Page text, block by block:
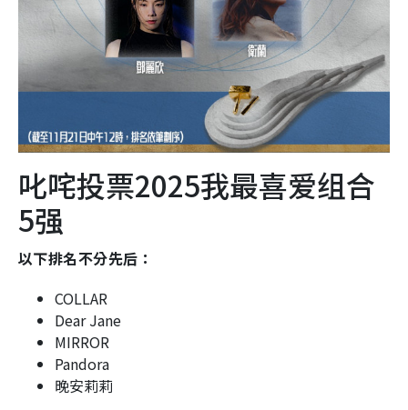
叱咤投票2025我最喜爱组合
5强
以下排名不分先后：
COLLAR
Dear Jane
MIRROR
Pandora
晚安莉莉